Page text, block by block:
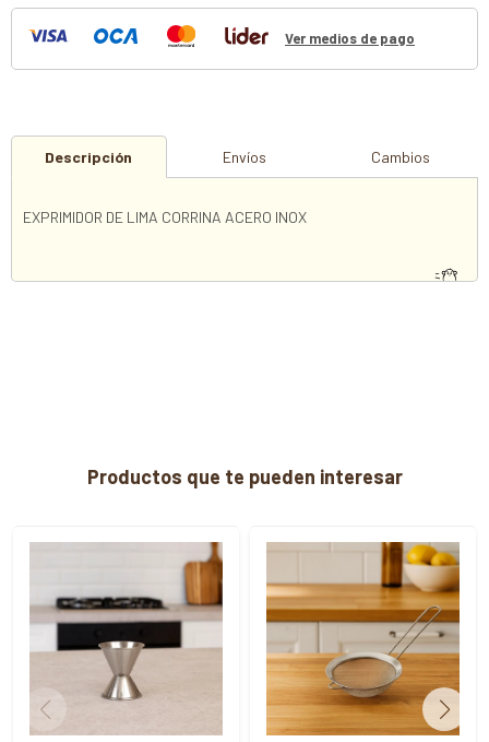
Ver medios de pago
Descripción Envíos Cambios
EXPRIMIDOR DE LIMA CORRINA ACERO INOX
Productos que te pueden interesar